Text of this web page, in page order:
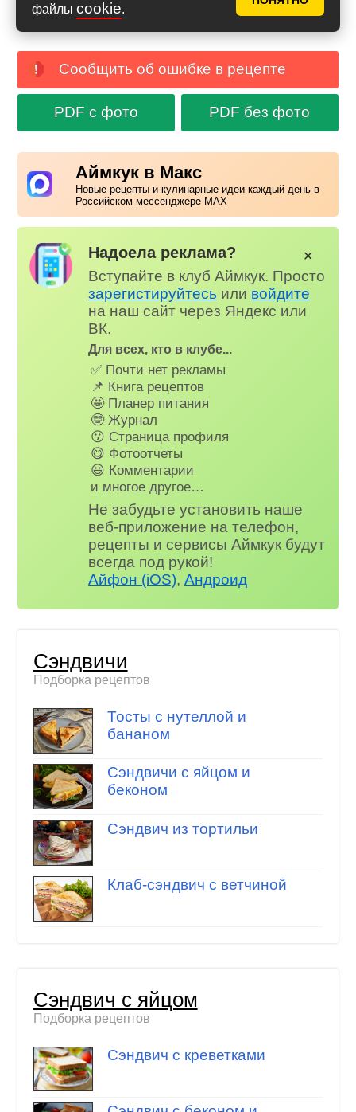
файлы cookie.
Сообщить об ошибке в рецепте
PDF с фото PDF без фото
Аймкук в Макс
Новые рецепты и кулинарные идеи каждый день в
Российском мессенджере MAX
Надоела реклама?
Вступайте в клуб Аймкук. Просто
зарегистируйтесь или войдите
на наш сайт через Яндекс или
ВК.
Для всех, кто в клубе...
✅ Почти нет рекламы
📌 Книга рецептов
🤩 Планер питания
🤓 Журнал
😗 Страница профиля
😋 Фотоотчеты
😃 Комментарии
и многое другое…
Не забудьте установить наше
веб-приложение на телефон,
рецепты и сервисы Аймкук будут
всегда под рукой!
Айфон (iOS),Андроид
✕
Сэндвичи
Подборка рецептов
Тосты с нутеллой и
бананом
Сэндвичи с яйцом и
беконом
Сэндвич из тортильи
Клаб-сэндвич с ветчиной
Сэндвич с яйцом
Подборка рецептов
Сэндвич с креветками